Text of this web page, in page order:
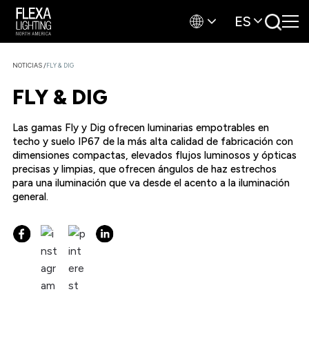
ES
NOTICIAS/FLY & DIG
FLY & DIG
Las gamas Fly y Dig ofrecen luminarias empotrables en
techo y suelo IP67 de la más alta calidad de fabricación con
dimensiones compactas, elevados flujos luminosos y ópticas
precisas y limpias, que ofrecen ángulos de haz estrechos
para una iluminación que va desde el acento a la iluminación
general.